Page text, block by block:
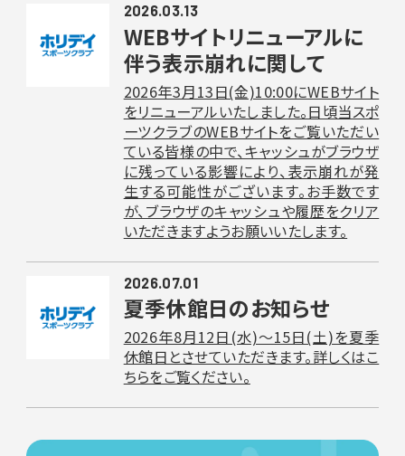
2026.03.13
WEBサイトリニューアルに
伴う表示崩れに関して
2026年3月13日(金)10:00にWEBサイト
をリニューアルいたしました。日頃当スポ
ーツクラブのWEBサイトをご覧いただい
ている皆様の中で、キャッシュがブラウザ
に残っている影響により、表示崩れが発
生する可能性がございます。お手数です
が、ブラウザのキャッシュや履歴をクリア
いただきますようお願いいたします。
2026.07.01
夏季休館日のお知らせ
2026年8月12日(水)〜15日(土)を夏季
休館日とさせていただきます。詳しくはこ
ちらをご覧ください。